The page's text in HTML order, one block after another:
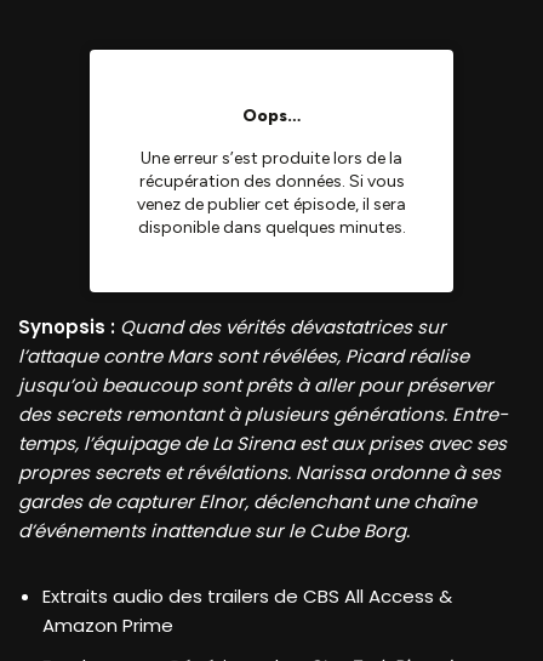
Synopsis : Quand des vérités dévastatrices sur
l’attaque contre Mars sont révélées, Picard réalise
jusqu’où beaucoup sont prêts à aller pour préserver
des secrets remontant à plusieurs générations. Entre-
temps, l’équipage de La Sirena est aux prises avec ses
propres secrets et révélations. Narissa ordonne à ses
gardes de capturer Elnor, déclenchant une chaîne
d’événements inattendue sur le Cube Borg.
Extraits audio des trailers de CBS All Access &
Amazon Prime